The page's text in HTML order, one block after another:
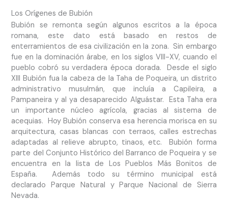
Los Orígenes de Bubión
Bubión se remonta según algunos escritos a la época
romana, este dato está basado en restos de
enterramientos de esa civilización en la zona. Sin embargo
fue en la dominación árabe, en los siglos VIII-XV, cuando el
pueblo cobró su verdadera época dorada. Desde el siglo
XIII Bubión fua la cabeza de la Taha de Poqueira, un distrito
administrativo musulmán, que incluía a Capileira, a
Pampaneira y al ya desaparecido Alguástar. Esta Taha era
un importante núcleo agrícola, gracias al sistema de
acequias. Hoy Bubión conserva esa herencia morisca en su
arquitectura, casas blancas con terraos, calles estrechas
adaptadas al relieve abrupto, tinaos, etc. Bubión forma
parte del Conjunto Histórico del Barranco de Poqueira y se
encuentra en la lista de Los Pueblos Más Bonitos de
España. Además todo su término municipal está
declarado Parque Natural y Parque Nacional de Sierra
Nevada.